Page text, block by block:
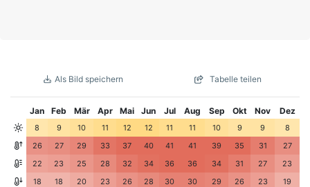
Als Bild speichern Tabelle teilen
Jan Feb Mär Apr Mai Jun Jul Aug Sep Okt Nov Dez
8 9 10 11 12 12 11 11 10 9 9
8
26
27 29 33 37 40 41 41 39 35 31
27
22
23 25 28 32 34 36 36 34 31 27
23
18
18 20 23 26 28 30 30 29 26 23
19